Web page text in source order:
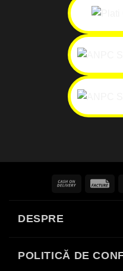
Cash
DESPRE
POLITICĂ DE